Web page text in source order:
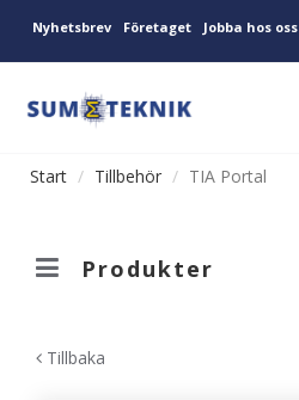
Nyhetsbrev Företaget Jobba hos oss
Start
Tillbehör TIA Portal
Produkter
Tillbaka